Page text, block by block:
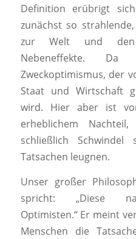
Definition erübrigt
zunächst so
zur Welt und den
Nebeneffekte.
Zweckoptimismus, der
Staat und Wirtschaft
wird. Hier aber ist
erheblichem
schließlich
Tatsachen leugnen.
Unser großer
spricht: „Diese
Optimisten.“ Er meint
Menschen die